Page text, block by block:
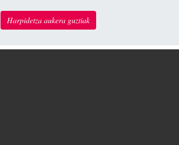
Harpidetza aukera guztiak